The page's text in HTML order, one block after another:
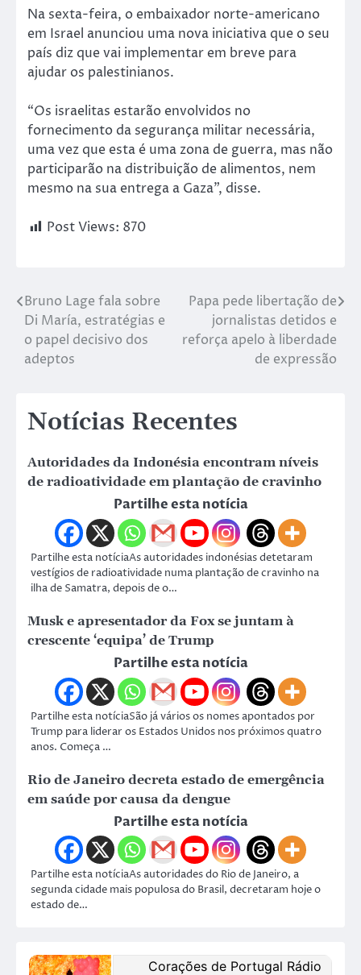
Na sexta-feira, o embaixador norte-americano
em Israel anunciou uma nova iniciativa que o seu
país diz que vai implementar em breve para
ajudar os palestinianos.
“Os israelitas estarão envolvidos no
fornecimento da segurança militar necessária,
uma vez que esta é uma zona de guerra, mas não
participarão na distribuição de alimentos, nem
mesmo na sua entrega a Gaza”, disse.
Post Views: 870
Bruno Lage fala sobre
Di María, estratégias e
o papel decisivo dos
adeptos
Papa pede libertação de
jornalistas detidos e
reforça apelo à liberdade
de expressão
Notícias Recentes
Autoridades da Indonésia encontram níveis
de radioatividade em plantação de cravinho
Partilhe esta notícia
Partilhe esta notíciaAs autoridades indonésias detetaram
vestígios de radioatividade numa plantação de cravinho na
ilha de Samatra, depois de o…
Musk e apresentador da Fox se juntam à
crescente ‘equipa’ de Trump
Partilhe esta notícia
Partilhe esta notíciaSão já vários os nomes apontados por
Trump para liderar os Estados Unidos nos próximos quatro
anos. Começa …
Rio de Janeiro decreta estado de emergência
em saúde por causa da dengue
Partilhe esta notícia
Partilhe esta notíciaAs autoridades do Rio de Janeiro, a
segunda cidade mais populosa do Brasil, decretaram hoje o
estado de…